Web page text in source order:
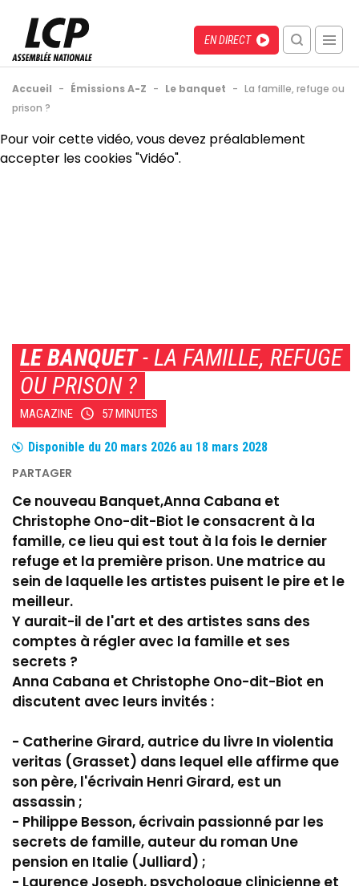
contenu
principal
Menu
recherche
mobile
Direct
EN DIRECT
Fil
d'Ariane
Accueil - Émissions A-Z - Le banquet - La famille, refuge ou
prison ?
Back
to
Pour voir cette vidéo, vous devez préalablement
accepter les cookies "Vidéo".
LE BANQUET- LA FAMILLE, REFUGE
OU PRISON ?
MAGAZINE 57 MINUTES
Disponible du 20 mars 2026 au 18 mars 2028
Ce nouveau Banquet,Anna Cabana et
Christophe Ono-dit-Biot le consacrent à la
famille, ce lieu qui est tout à la fois le dernier
refuge et la première prison. Une matrice au
sein de laquelle les artistes puisent le pire et le
meilleur.
Y aurait-il de l'art et des artistes sans des
comptes à régler avec la famille et ses
secrets ?
Anna Cabana et Christophe Ono-dit-Biot en
discutent avec leurs invités :
- Catherine Girard, autrice du livre In violentia
veritas (Grasset) dans lequel elle affirme que
son père, l'écrivain Henri Girard, est un
assassin ;
- Philippe Besson, écrivain passionné par les
secrets de famille, auteur du roman Une
pension en Italie (Julliard) ;
- Laurence Joseph, psychologue clinicienne et